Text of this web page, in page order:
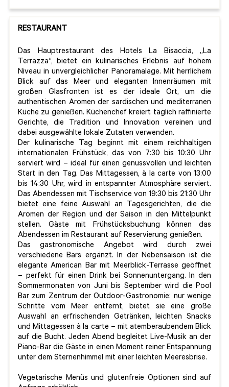
RESTAURANT
Das Hauptrestaurant des Hotels La Bisaccia, „La
Terrazza“, bietet ein kulinarisches Erlebnis auf hohem
Niveau in unvergleichlicher Panoramalage. Mit herrlichem
Blick auf das Meer und eleganten Innenräumen mit
großen Glasfronten ist es der ideale Ort, um die
authentischen Aromen der sardischen und mediterranen
Küche zu genießen. Küchenchef kreiert täglich raffinierte
Gerichte, die Tradition und Innovation vereinen und
dabei ausgewählte lokale Zutaten verwenden.
Der kulinarische Tag beginnt mit einem reichhaltigen
internationalen Frühstück, das von 7:30 bis 10:30 Uhr
serviert wird – ideal für einen genussvollen und leichten
Start in den Tag. Das Mittagessen, à la carte von 13:00
bis 14:30 Uhr, wird in entspannter Atmosphäre serviert.
Das Abendessen mit Tischservice von 19:30 bis 21:30 Uhr
bietet eine feine Auswahl an Tagesgerichten, die die
Aromen der Region und der Saison in den Mittelpunkt
stellen. Gäste mit Frühstücksbuchung können das
Abendessen im Restaurant auf Reservierung genießen.
Das gastronomische Angebot wird durch zwei
verschiedene Bars ergänzt. In der Nebensaison ist die
elegante American Bar mit Meerblick-Terrasse geöffnet
– perfekt für einen Drink bei Sonnenuntergang. In den
Sommermonaten von Juni bis September wird die Pool
Bar zum Zentrum der Outdoor-Gastronomie: nur wenige
Schritte vom Meer entfernt, bietet sie eine große
Auswahl an erfrischenden Getränken, leichten Snacks
und Mittagessen à la carte – mit atemberaubendem Blick
auf die Bucht. Jeden Abend begleitet Live-Musik an der
Piano-Bar die Gäste in einen Moment reiner Entspannung
unter dem Sternenhimmel mit einer leichten Meeresbrise.
Vegetarische Menüs und glutenfreie Optionen sind auf